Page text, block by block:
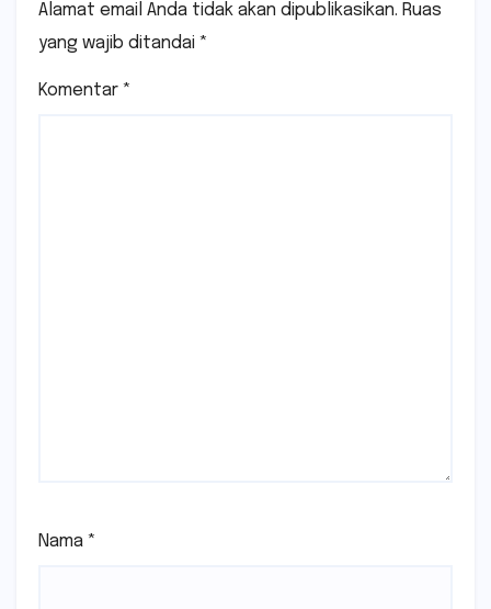
Alamat email Anda tidak akan dipublikasikan. Ruas
yang wajib ditandai *
Komentar *
Nama *